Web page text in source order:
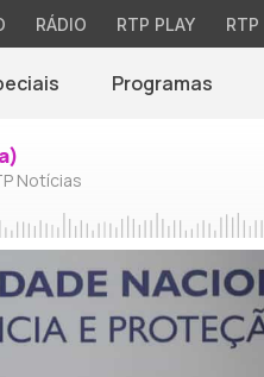
RÁDIO RTP PLAY RTP
Programas
Notícias